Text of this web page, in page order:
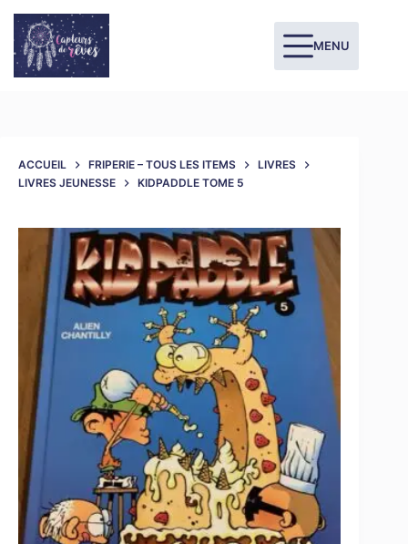
MENU
ACCUEIL FRIPERIE – TOUS LES ITEMS
LIVRES
LIVRES JEUNESSE
KIDPADDLE TOME 5